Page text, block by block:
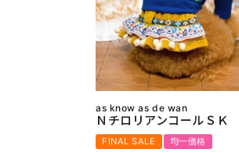
as know as de wan
ＮチロリアンコールＳＫ
FINAL SALE
均一価格